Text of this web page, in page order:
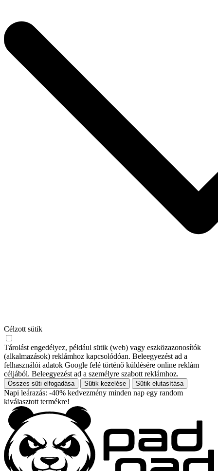
Célzott sütik
Tárolást engedélyez, például sütik (web) vagy eszközazonosítók
(alkalmazások) reklámhoz kapcsolódóan. Beleegyezést ad a
felhasználói adatok Google felé történő küldésére online reklám
céljából. Beleegyezést ad a személyre szabott reklámhoz.
Összes süti elfogadása Sütik kezelése Sütik elutasítása
Napi leárazás: -40% kedvezmény minden nap egy random
kiválasztott termékre!